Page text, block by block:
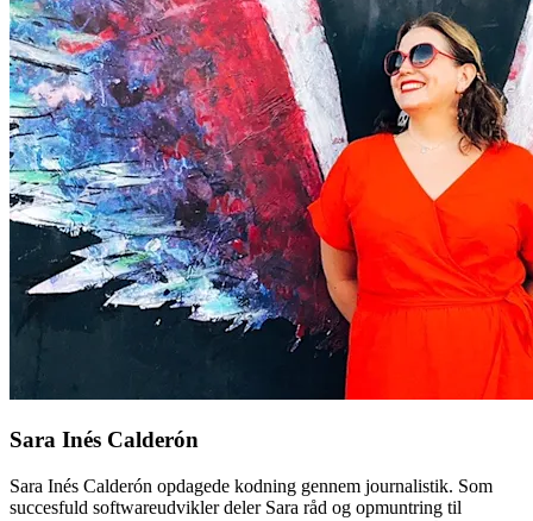
Sara Inés Calderón
Sara Inés Calderón opdagede kodning gennem journalistik. Som
succesfuld softwareudvikler deler Sara råd og opmuntring til